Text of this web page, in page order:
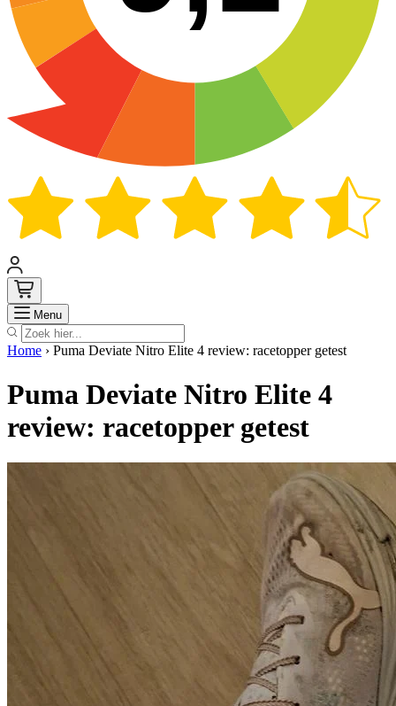
Menu Zoek
Home › Puma Deviate Nitro Elite 4 review: racetopper getest
Puma Deviate Nitro Elite 4
review: racetopper getest